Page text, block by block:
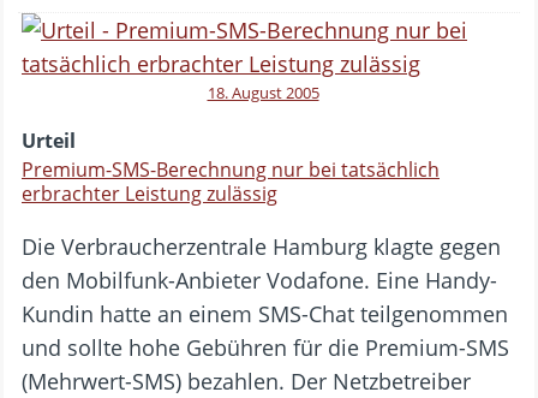
18. August 2005
Urteil
Premium-SMS-Berechnung nur bei tatsächlich
erbrachter Leistung zulässig
Die Verbraucherzentrale Hamburg klagte gegen
den Mobilfunk-Anbieter Vodafone. Eine Handy-
Kundin hatte an einem SMS-Chat teilgenommen
und sollte hohe Gebühren für die Premium-SMS
(Mehrwert-SMS) bezahlen. Der Netzbetreiber